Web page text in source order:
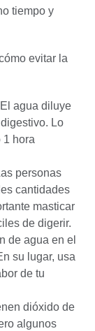
tiempo y
evitar la
agua diluye
Lo
1 hora
personas
cantidades
masticar
de digerir.
de agua en el
su lugar, usa
de tu
dióxido de
algunos